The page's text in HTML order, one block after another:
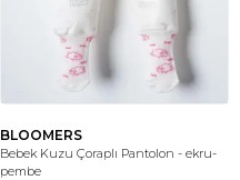
BLOOMERS
Bebek Kuzu Çoraplı Pantolon - ekru-
pembe